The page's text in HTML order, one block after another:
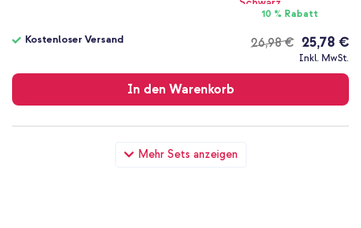
Mehr Sets anzeigen
10 % Rabatt
26,98 €
Kostenloser Versand 25,78 €
Inkl. MwSt.
In den Warenkorb
Versand
imoshion Klapphülle mit Kordel Samsung Galaxy A25 (5G) -
Türkis + Wandladegerät - Ladegerät - USB-C- und USB-